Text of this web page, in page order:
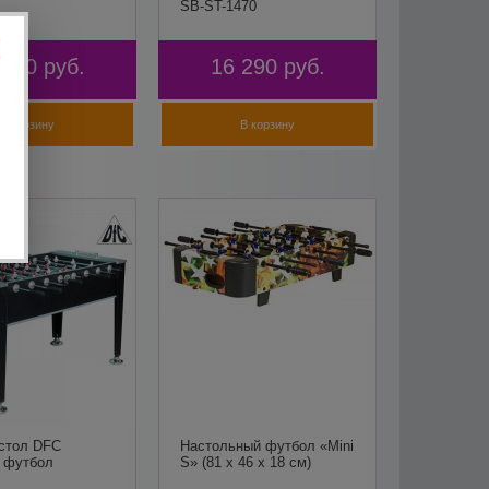
990 руб.
В корзину
SB-ST-1470
16 290 руб.
В корзину
DFC
футбол
Настольный футбол «Mini
S» (81 x 46 x 18 см)